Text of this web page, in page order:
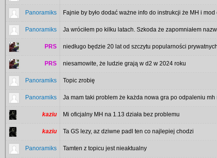
Panoramiks Fajnie by było dodać ważne info do instrukcji że MH i
Panoramiks Ja wróciłem po kilku latach. Szkoda że zapomniałem
PRS niedługo będzie 20 lat od szczytu popularności
PRS niesamowite, że ludzie grają w d2 w 2024 roku
Panoramiks Topic zrobię
Panoramiks Ja mam taki problem że każda nowa gra po odpaleniu
kaziu Mi oficjalny MH na 1.13 działa bez problemu
kaziu Ta GS lezy, az dziwne padl ten co najlepiej chodzi
Panoramiks Tamten z topicu jest nieaktualny